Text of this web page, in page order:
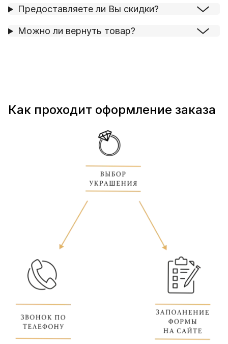
Предоставляете ли Вы скидки?
Можно ли вернуть товар?
Как проходит оформление заказа